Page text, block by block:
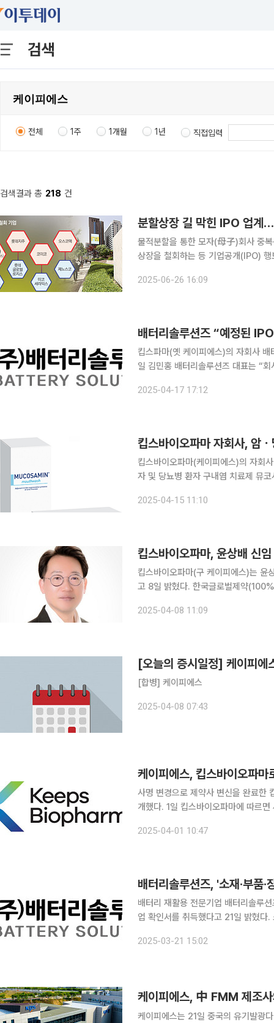
검색
전체 1주 1개월 1년 직접입력
검색결과 총 218 건
분할상장 길 막힌 IPO 업계
물적분할을 통한 모자(母子)회사 중
상장을 철회하는 등 기업공개(IPO)
SK이노베이션이 SK엔무브 지분
2025-06-26 16:09
배터리솔루션즈 “예정된
킵스파마(옛 케이피에스)의 자회사 배
일 김민홍 배터리솔루션즈 대표는 “
하기 위해 최근 대표주관사인 KB증
2025-04-17 17:12
킵스바이오파마 자회사, 암
킵스바이오파마(케이피에스)의 자회
자 및 당뇨병 환자 구내염 치료제 뮤
빅씽크에 따르면 현지 파트너인 대만
2025-04-15 11:10
킵스바이오파마, 윤상배 신
킵스바이오파마(구 케이피에스)는 윤
고 8일 밝혔다. 한국글로벌제약(100% 자회사)과의 흡수합병과 동시에 사령탑으로 제약 영업ㆍ마
는 국내외 대형 제약사를 두루 거치며
2025-04-08 11:09
[오늘의 증시일정] 케이피에
[합병] 케이피에스
2025-04-08 07:43
케이피에스, 킵스바이오파
사명 변경으로 제약사 변신을 완료한
개했다. 1일 킵스바이오파마에 따르면 새 CI는 ‘지속가능한 바이오테크 기업’이라는 사명의 의미와
블루와 그린 컬러는 혁신ㆍ성장ㆍ진
2025-04-01 10:47
배터리 재활용 전문기업 배터리솔루
업 확인서를 취득했다고 21일 밝혔다. 소부장 전문기업 확인 제도는 소부장 산업의 발전 기반 조성
경쟁력 강화 및 공급망 안정화를 위한
2025-03-21 15:02
케이피에스, 中 FMM 제조
케이피에스는 21일 중국의 유기발광